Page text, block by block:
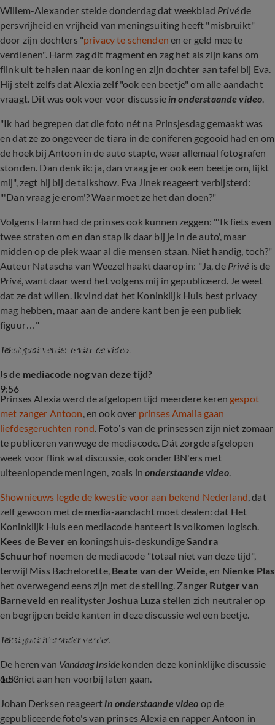
Willem-Alexander stelde donderdag dat weekblad Privéde
persvrijheid en vrijheid van meningsuiting heeft "misbruikt"
door zijn dochters "privacy te schendenen er geld mee te
verdienen". Harm zag dit fragment en zag het als zijn kans om
flink uit te halen naar de koning en zijn dochter aan tafel bij Eva.
Hij stelt zelfs dat Alexia zelf "ook een beetje" om alle aandacht
vraagt. Dit was ook voer voor discussie in onderstaande video.
"Ik had begrepen dat die foto nét na Prinsjesdag gemaakt was
en dat ze zo ongeveer de tiara in de coniferen gegooid had en om
de hoek bij Antoon in de auto stapte, waar allemaal fotografen
stonden. Dan denk ik: ja, dan vraag je er ook een beetje om, lijkt
mij", zegt hij bij de talkshow. Eva Jinek reageert verbijsterd:
"'Dan vraag je erom'? Waar moet ze het dan doen?"
Volgens Harm had de prinses ook kunnen zeggen: "'Ik fiets even
twee straten om en dan stap ik daar bij je in de auto', maar
midden op de plek waar al die mensen staan. Niet handig, toch?"
Auteur Natascha van Weezel haakt daarop in: "Ja, de Privé is de
Privé, want daar werd het volgens mij in gepubliceerd. Je weet
dat ze dat willen. Ik vind dat het Koninklijk Huis best privacy
mag hebben, maar aan de andere kant ben je een publiek
figuur…"
Tekst gaat verder onder de video.
9:56
foto's Alexia en Antoon
Is de mediacode nog van deze tijd?
Prinses Alexia werd de afgelopen tijd meerdere keren gespot
met zanger Antoon, en ook over prinses Amalia gaan
liefdesgeruchten rond. Foto’s van de prinsessen zijn niet zomaar
te publiceren vanwege de mediacode. Dát zorgde afgelopen
week voor flink wat discussie, ook onder BN'ers met
uiteenlopende meningen, zoals in onderstaande video.
Shownieuws legde de kwestie voor aan bekend Nederland, dat
zelf gewoon met de media-aandacht moet dealen: dat Het
Koninklijk Huis een mediacode hanteert is volkomen logisch.
Kees de Beveren koningshuis-deskundigeSandra
Schuurhof noemen de mediacode "totaal niet van deze tijd",
terwijl Miss Bachelorette, Beate van der Weide, en Nienke Plas
het overwegend eens zijn met de stelling. Zanger Rutger van
Barneveld en realityster Joshua Luza stellen zich neutraler op
en begrijpen beide kanten in deze discussie wel een beetje.
Tekst gaat hieronder verder.
1:53
Gemixte reacties op 'nieuwswaarde' rondom
liefdesleven prinsessen
De heren van Vandaag Inside konden deze koninklijke discussie
ook niet aan hen voorbij laten gaan.
Johan Derksen reageert in onderstaande video op de
gepubliceerde foto's van prinses Alexia en rapper Antoon in